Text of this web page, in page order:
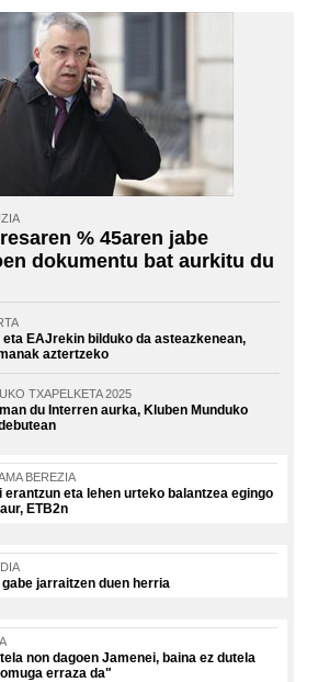
% 45aren jabe
dokumentu bat aurkitu du
EAJrekin bilduko da asteazkenean,
aztertzeko
TXAPELKETA 2025
du Interren aurka, Kluben Munduko
BEREZIA
eta lehen urteko balantzea egingo
ETB2n
jarraitzen duen herria
non dagoen Jamenei, baina ez dutela
erraza da"